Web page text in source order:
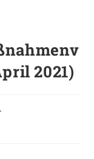
2021)